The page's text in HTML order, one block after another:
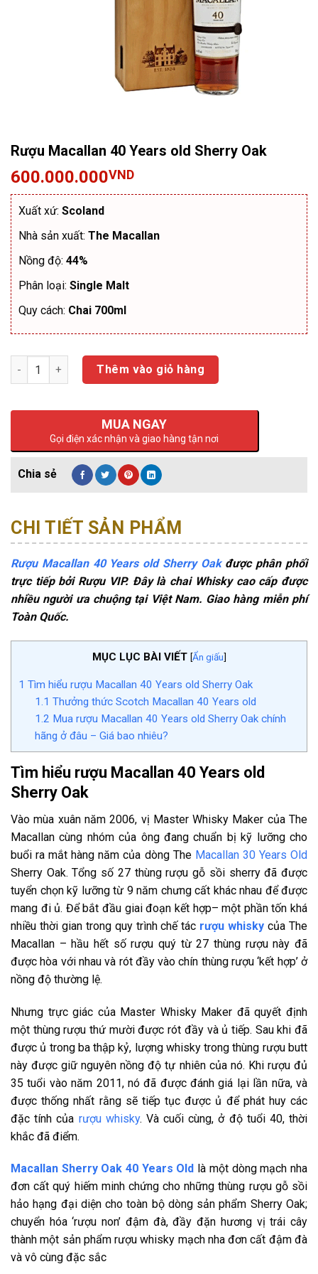
Rượu Macallan 40 Years old Sherry Oak
600.000.000VND
Xuất xứ: Scoland
Nhà sản xuất: The Macallan
Nồng độ: 44%
Phân loại: Single Malt
Quy cách: Chai 700ml
Số lượng Thêm vào giỏ hàng
MUA NGAY
Gọi điện xác nhận và giao hàng tận nơi
CHI TIẾT SẢN PHẨM
Rượu Macallan 40 Years old Sherry Oakđược phân phối
trực tiếp bởi Rượu VIP. Đây là chai Whisky cao cấp được
nhiều người ưa chuộng tại Việt Nam. Giao hàng miễn phí
Toàn Quốc.
MỤC LỤC BÀI VIẾT [Ẩn giấu]
1 Tìm hiểu rượu Macallan 40 Years old Sherry Oak
1.1 Thưởng thức Scotch Macallan 40 Years old
1.2 Mua rượu Macallan 40 Years old Sherry Oak chính
hãng ở đâu – Giá bao nhiêu?
Tìm hiểu rượu Macallan 40 Years old
Sherry Oak
Vào mùa xuân năm 2006, vị Master Whisky Maker của The
Macallan cùng nhóm của ông đang chuẩn bị kỹ lưỡng cho
buổi ra mắt hàng năm của dòng The Macallan 30 Years Old
Sherry Oak. Tổng số 27 thùng rượu gỗ sồi sherry đã được
tuyển chọn kỹ lưỡng từ 9 năm chưng cất khác nhau để được
mang đi ủ. Để bắt đầu giai đoạn kết hợp– một phần tốn khá
nhiều thời gian trong quy trình chế tác rượu whisky của The
Macallan – hầu hết số rượu quý từ 27 thùng rượu này đã
được hòa với nhau và rót đầy vào chín thùng rượu ‘kết hợp’ ở
nồng độ thường lệ.
Nhưng trực giác của Master Whisky Maker đã quyết định
một thùng rượu thứ mười được rót đầy và ủ tiếp. Sau khi đã
được ủ trong ba thập kỷ, lượng whisky trong thùng rượu butt
này được giữ nguyên nồng độ tự nhiên của nó. Khi rượu đủ
35 tuổi vào năm 2011, nó đã được đánh giá lại lần nữa, và
được thống nhất rằng sẽ tiếp tục được ủ để phát huy các
đặc tính của rượu whisky. Và cuối cùng, ở độ tuổi 40, thời
khắc đã điểm.
Macallan Sherry Oak 40 Years Old là một dòng mạch nha
đơn cất quý hiếm minh chứng cho những thùng rượu gỗ sồi
hảo hạng đại diện cho toàn bộ dòng sản phẩm Sherry Oak;
chuyển hóa ‘rượu non’ đậm đà, đầy đặn hương vị trái cây
thành một sản phẩm rượu whisky mạch nha đơn cất đậm đà
và vô cùng đặc sắc